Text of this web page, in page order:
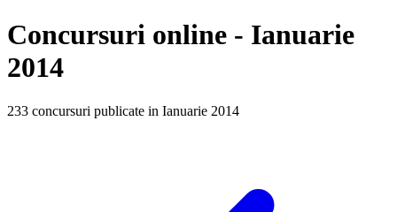
Concursuri online - Ianuarie
2014
233 concursuri publicate in Ianuarie 2014